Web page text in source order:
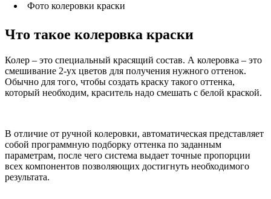
Фото колеровки краски
Что такое колеровка краски
Колер – это специальный красящий состав. А колеровка – это
смешивание 2-ух цветов для получения нужного оттенок.
Обычно для того, чтобы создать краску такого оттенка,
который необходим, краситель надо смешать с белой краской.
В отличие от ручной колеровки, автоматическая представляет
собой программную подборку оттенка по заданным
параметрам, после чего система выдает точные пропорции
всех компонентов позволяющих достигнуть необходимого
результата.